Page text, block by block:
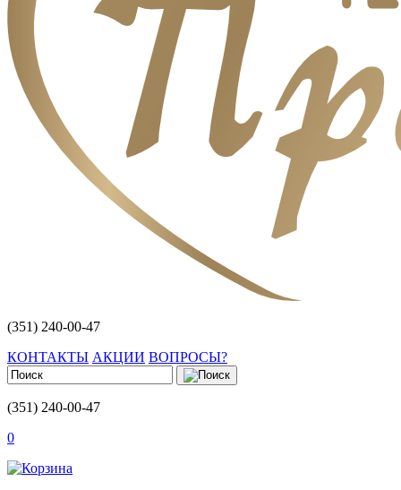
(351) 240-00-47
КОНТАКТЫ АКЦИИ ВОПРОСЫ?
(351) 240-00-47
0